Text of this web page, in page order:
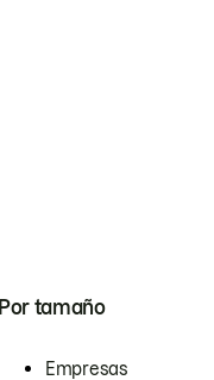
Por tamaño
Empresas